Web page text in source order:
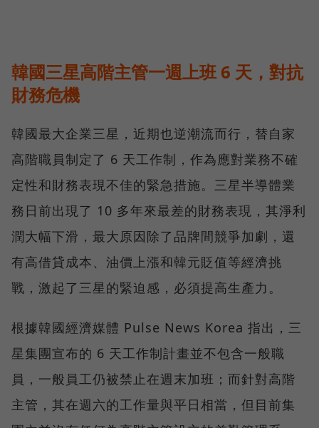
韓國三星高階主管一週上班 6 天，對抗
財務危機
韓國最大企業三星，近期也逆潮流而行，替自家
高階職員制定了 6 天工作制，作為應對業務不確
定性和財務表現不佳的緊急措施。三星半導體業
務日前出現了 10 多年來最差的財務表現，其淨利
潤大幅下滑，最大原因除了品牌間競爭加劇，還
有高借貸成本、油價上漲和韓元貶值等經濟挑
戰，激起了三星的緊迫感，必須提高生產力。
根據韓國經濟媒體 Pulse News Korea 指出，三
星集團宣布的 6 天工作制計畫並不包含一般職
員，一般員工仍被禁止在週末加班；而針對高階
主管，其在週六的工作量與平日相當，但目前集